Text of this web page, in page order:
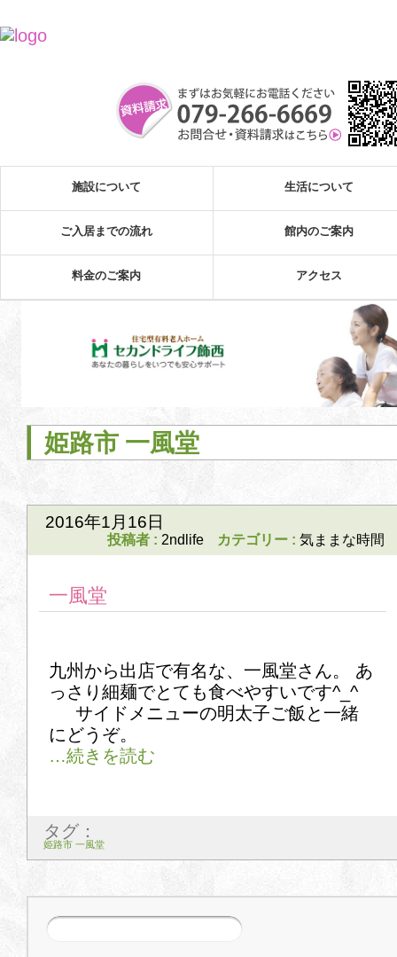
施設について 生活について
ご入居までの流れ 館内のご案内
料金のご案内 アクセス
姫路市 一風堂
2016年1月16日
投稿者 : 2ndlife カテゴリー : 気ままな時間
一風堂
九州から出店で有名な、一風堂さん。 あ
っさり細麺でとても食べやすいです^_^
サイドメニューの明太子ご飯と一緒
にどうぞ。
タグ：
姫路市 一風堂